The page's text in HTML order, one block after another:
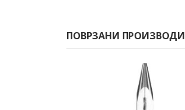
ПОВРЗАНИ ПРОИЗВОДИ